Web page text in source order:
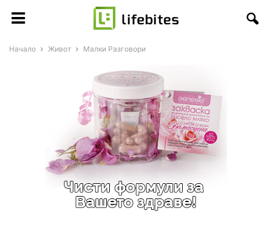
Начало Живот Малки Разговори